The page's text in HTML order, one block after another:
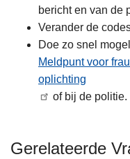
bericht en van de
Verander de
Doe zo snel
Meldpunt voor
oplichting
of bij de politie.
Gerelateerde